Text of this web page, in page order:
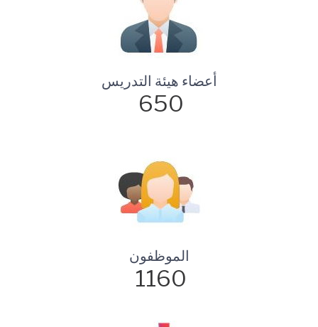
أعضاء هيئة التدريس
650
الموظفون
1160